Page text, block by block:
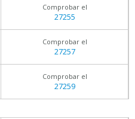
Comprobar el
27255
Comprobar el
27257
Comprobar el
27259